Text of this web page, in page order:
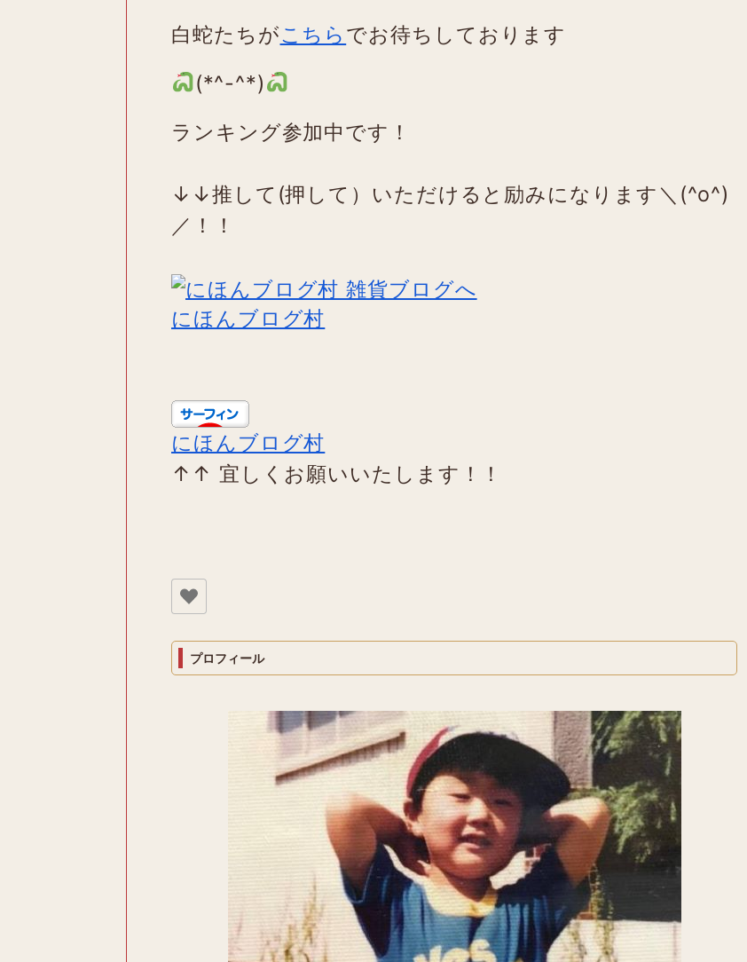
白蛇たちがこちら でお待ちしております
(*^-^*)
ランキング参加中です！
↓↓推して(押して）いただけると励みになります＼(^o^)
／！！
にほんブログ村
にほんブログ村
↑↑ 宜しくお願いいたします！！
プロフィール